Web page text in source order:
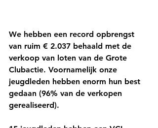
We hebben een record opbrengst
van ruim € 2.037 behaald met de
verkoop van loten van de Grote
Clubactie. Voornamelijk onze
jeugdleden hebben enorm hun best
gedaan (96% van de verkopen
gerealiseerd).